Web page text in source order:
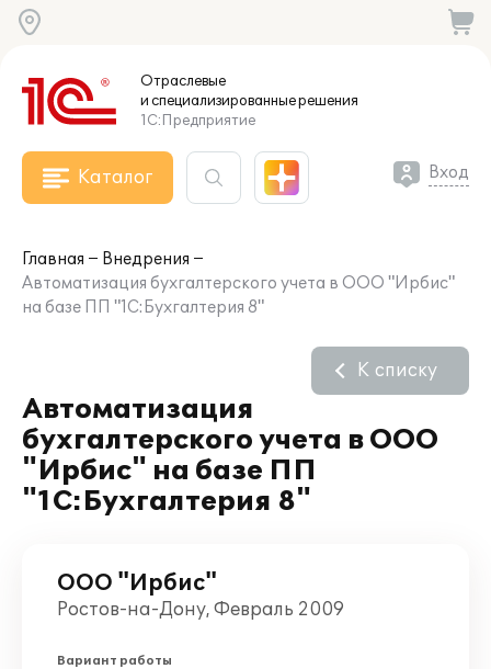
Отраслевые
и специализированныерешения
1С:Предприятие
Каталог Вход
Главная
Внедрения
Автоматизация бухгалтерского учета в ООО "Ирбис"
на базе ПП "1С:Бухгалтерия 8"
Автоматизация
бухгалтерского учета в ООО
"Ирбис" на базе ПП
"1С:Бухгалтерия 8"
К списку
ООО "Ирбис"
Ростов-на-Дону, Февраль 2009
Вариант работы